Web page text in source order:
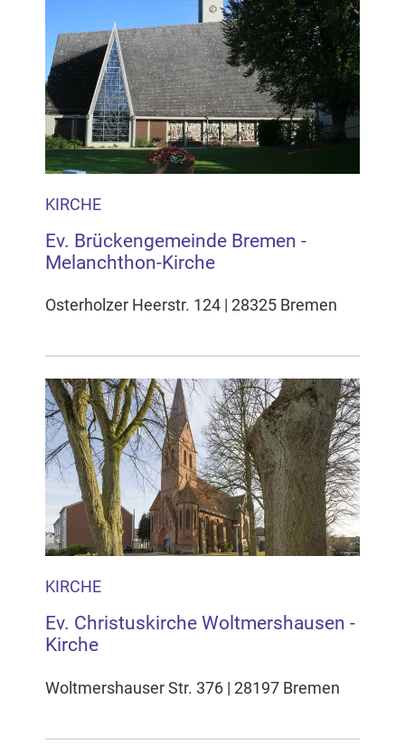
KIRCHE
Ev. Brückengemeinde Bremen -
Melanchthon-Kirche
Osterholzer Heerstr. 124 | 28325 Bremen
KIRCHE
Ev. Christuskirche Woltmershausen -
Kirche
Woltmershauser Str. 376 | 28197 Bremen